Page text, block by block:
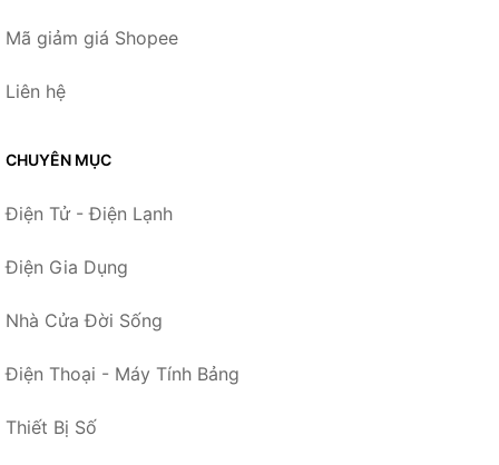
Mã giảm giá Shopee
Liên hệ
CHUYÊN MỤC
Điện Tử - Điện Lạnh
Điện Gia Dụng
Nhà Cửa Đời Sống
Điện Thoại - Máy Tính Bảng
Thiết Bị Số